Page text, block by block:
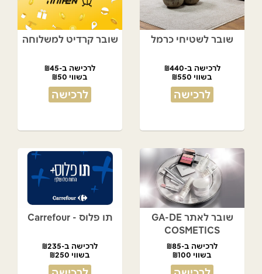
שובר לשטיחי כרמל
לרכישה ב-₪440
בשווי ₪550
לרכישה
שובר קרדיט למשלוחה
לרכישה ב-₪45
בשווי ₪50
לרכישה
שובר לאתר GA-DE
COSMETICS
לרכישה ב-₪85
בשווי ₪100
תו פלוס - Carrefour
לרכישה ב-₪235
בשווי ₪250